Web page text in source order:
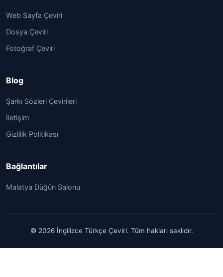
Web Sayfa Çeviri
Dosya Çeviri
Fotoğraf Çeviri
Blog
Şarkı Sözleri Çevirileri
İletişim
Gizlilik Politikası
Bağlantılar
Malatya Düğün Salonu
© 2026 İngilizce Türkçe Çeviri. Tüm hakları saklıdır.